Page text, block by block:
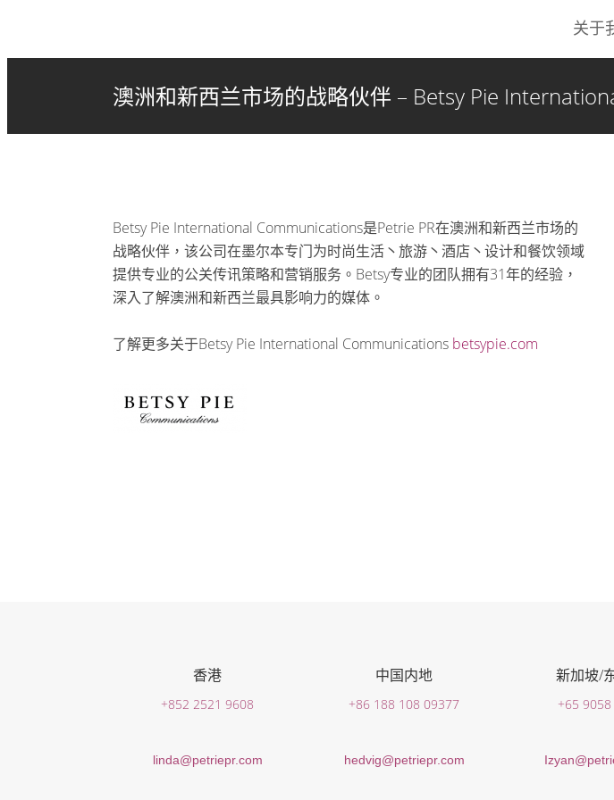
关于
澳洲和新西兰市场的战略伙伴 – Betsy Pie
Betsy Pie International Communications是Petrie PR在澳洲和新西兰市场的
战略伙伴，该公司在墨尔本专门为时尚生活丶旅游丶酒店丶设计和餐饮领域
提供专业的公关传讯策略和营销服务。Betsy专业的团队拥有31年的经验，
深入了解澳洲和新西兰最具影响力的媒体。
了解更多关于Betsy Pie International Communications betsypie.com
香港
+852 2521 9608
linda@petriepr.com
中国内地
+86 188 108 09377
hedvig@petriepr.com
新加坡/
+65